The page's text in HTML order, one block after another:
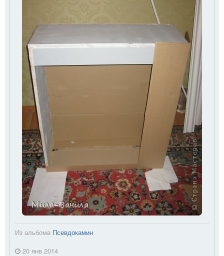
Из альбома Псевдокамин
20 янв 2014